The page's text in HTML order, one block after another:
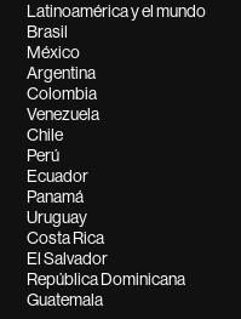
Latinoamérica y el mundo
Brasil
México
Argentina
Colombia
Venezuela
Chile
Perú
Ecuador
Panamá
Uruguay
Costa Rica
El Salvador
República Dominicana
Guatemala